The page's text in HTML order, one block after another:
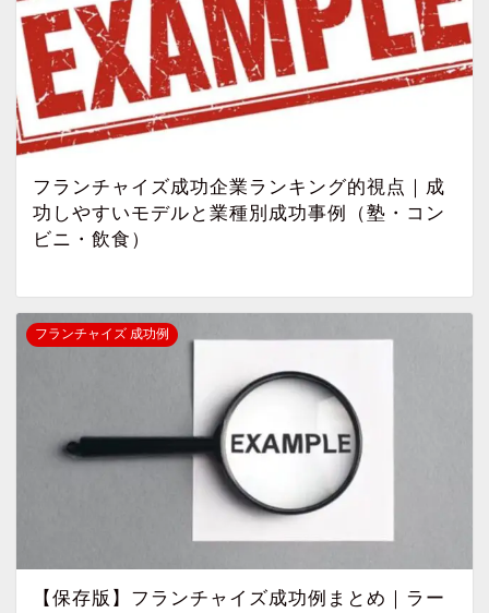
フランチャイズ成功企業ランキング的視点｜成
功しやすいモデルと業種別成功事例（塾・コン
ビニ・飲食）
フランチャイズ 成功例
【保存版】フランチャイズ成功例まとめ｜ラー